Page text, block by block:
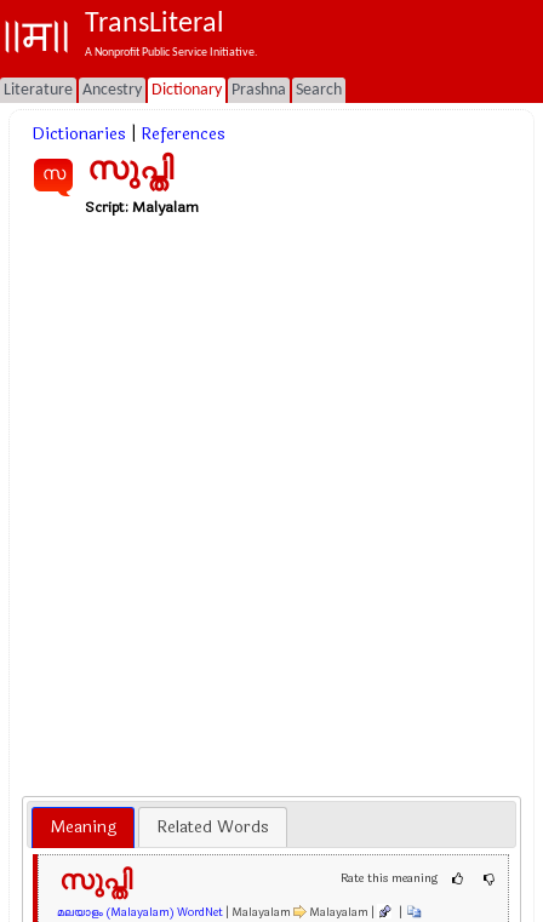
TransLiteral
A Nonprofit Public Service Initiative.
Literature Ancestry Dictionary Prashna Search
Dictionaries References
സ സുപ്തി
Script:Malyalam
Meaning Related Words
Rate this meaning
സുപ്തി
മലയാളം (Malayalam) WordNet | Malayalam Malayalam | |